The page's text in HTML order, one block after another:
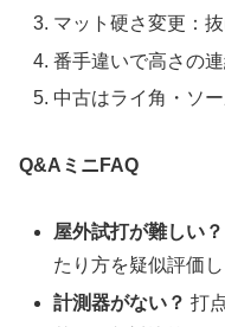
マット硬さ変更：
番手違いで高さの
中古はライ角・ソ
Q&AミニFAQ
屋外試打が難しい？
たり方を疑似評価し
計測器がない？ 打